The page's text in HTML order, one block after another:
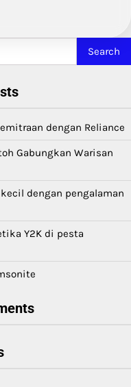
dengan Reliance
Gabungkan Warisan
dengan pengalaman
Y2K di pesta